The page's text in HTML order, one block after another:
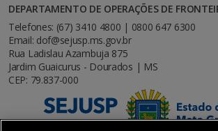
DEPARTAMENTO DE OPERAÇÕES DE
Telefones: (67) 3410 4800 | 0800 647 6300
Email: dof@sejusp.ms.gov.br
Rua Ladislau Azambuja 875
Jardim Guaicurus - Dourados | MS
CEP: 79.837-000